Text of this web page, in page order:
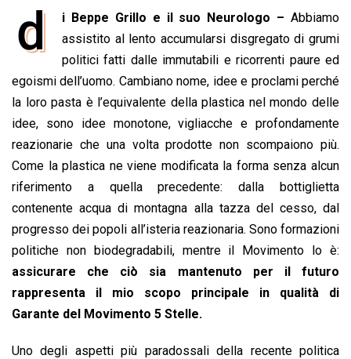
e
o
o
a
t
s
A
p
p
n
k
e
d
I
n
r
e
a
d
s
a
i
l
p
y
L
i
n
k
i
n
t
d i Beppe Grillo e il suo Neurologo – Abbiamo
assistito al lento accumularsi disgregato di grumi
politici fatti dalle immutabili e ricorrenti paure ed
egoismi dell’uomo. Cambiano nome, idee e proclami perché
la loro pasta è l’equivalente della plastica nel mondo delle
idee, sono idee monotone, vigliacche e profondamente
reazionarie che una volta prodotte non scompaiono più.
Come la plastica ne viene modificata la forma senza alcun
riferimento a quella precedente: dalla bottiglietta
contenente acqua di montagna alla tazza del cesso, dal
progresso dei popoli all’isteria reazionaria. Sono formazioni
politiche non biodegradabili, mentre il Movimento lo è:
assicurare che ciò sia mantenuto per il futuro
rappresenta il mio scopo principale in qualità di
Garante del Movimento 5 Stelle.
Uno degli aspetti più paradossali della recente politica